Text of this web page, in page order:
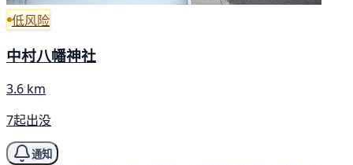
低风险
中村八幡神社
3.6 km
7起出没
通知